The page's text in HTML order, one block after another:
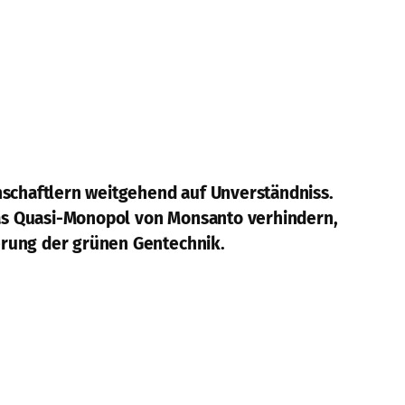
weitgehend auf Unverständniss.
Quasi-Monopol von Monsanto verhindern,
der grünen Gentechnik.